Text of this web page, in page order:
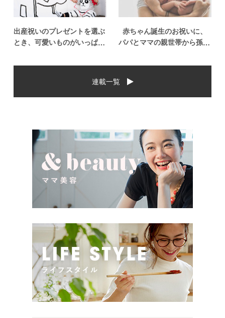
出産祝いのプレゼントを選ぶ
とき、可愛いものがいっぱい
の気持ちを込めて贈るものだ
いし、たくさん使ってもらえ
るものをプレゼントしたい。
赤ちゃん誕生のお祝いに、
パパとママの親世帯から孫誕
た場合、今現在のお祝いの相
んなものなのでしょうか。ま
た、出産祝いに関して気をつ
連載一覧